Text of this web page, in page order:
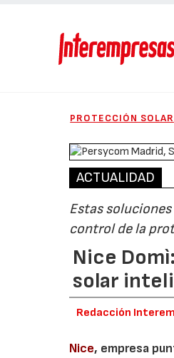
PROTECCIÓN SOLAR
ACTUALIDAD
Estas
control de la
Nice
solar
Redacción
Nice, empresa